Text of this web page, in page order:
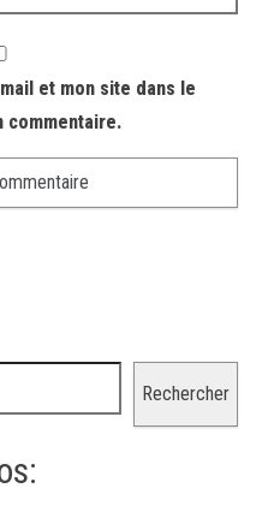
et mon site dans le
commentaire.
Rechercher